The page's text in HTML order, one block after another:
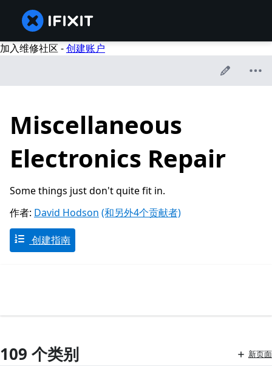
加入维修社区 -创建账户
Miscellaneous
Electronics Repair
Some things just don't quite fit in.
作者: David Hodson (和另外4个贡献者)
创建指南
109 个类别 新页面